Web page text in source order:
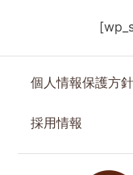
個人情報保護方針
採用情報